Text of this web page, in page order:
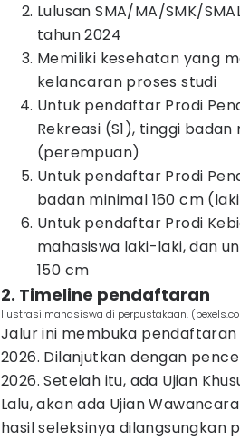
Lulusan SMA/MA/SMK/
tahun 2024
Memiliki kesehatan yang
kelancaran proses studi
Untuk pendaftar Prodi
Rekreasi (S1), tinggi
(perempuan)
Untuk pendaftar Prodi
badan minimal 160 cm
Untuk pendaftar Prodi
mahasiswa laki-laki, dan
150 cm
2. Timeline pendaftaran
Ilustrasi mahasiswa di perpustakaan.
Jalur ini membuka
2026. Dilanjutkan dengan
2026. Setelah itu, ada Ujian
Lalu, akan ada Ujian
hasil seleksinya dilangsungkan